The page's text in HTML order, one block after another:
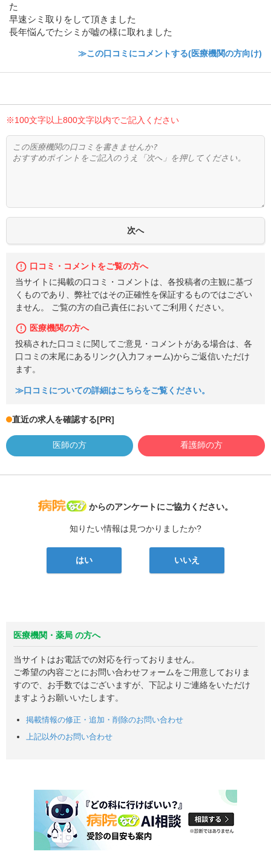
た
早速シミ取りをして頂きました
長年悩んでたシミが嘘の様に取れました
≫この口コミにコメントする(医療機関の方向け)
※100文字以上800文字以内でご記入ください
口コミ・コメントをご覧の方へ
当サイトに掲載の口コミ・コメントは、各投稿者の主観に基づ
くものであり、弊社ではその正確性を保証するものではござい
ません。 ご覧の方の自己責任においてご利用ください。
医療機関の方へ
投稿された口コミに関してご意見・コメントがある場合は、各
口コミの末尾にあるリンク(入力フォーム)からご返信いただけ
ます。
≫口コミについての詳細はこちらをご覧ください。
直近の求人を確認する[PR]
医師の方 看護師の方
病院なび
からのアンケートにご協力ください。
知りたい情報は見つかりましたか?
はい いいえ
医療機関・薬局 の方へ
当サイトはお電話での対応を行っておりません。
ご希望の内容ごとにお問い合わせフォームをご用意しておりま
すので、お手数ではございますが、下記よりご連絡をいただけ
ますようお願いいたします。
掲載情報の修正・追加・削除のお問い合わせ
上記以外のお問い合わせ